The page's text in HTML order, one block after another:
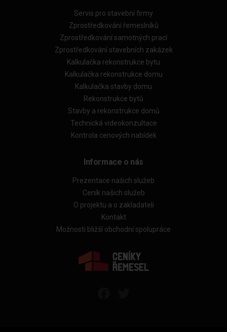
Servis pro stavební firmy
Zprostředkování řemeslníků
Zprostředkování samotných prací
Zprostředkování stavebních zakázek
Kalkulačka rekonstrukce bytu
Kalkulačka rekonstrukce domu
Kalkulačka stavby domu
Rekonstrukce bytů
Stavby a rekonstrukce domů
Technická videokonzultace
Kontrola cenových nabídek
Informace o nás
Prezentace našich služeb
Ceník našich služeb
O projektu a o zakladateli
Kontakt
Možnosti bližší obchodní spolupráce